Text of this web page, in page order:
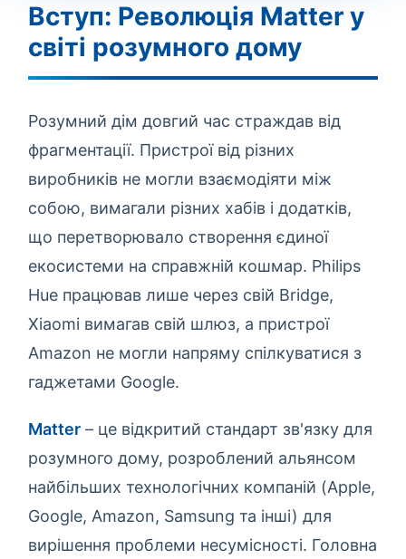
Вступ: Революція Matter у
світі розумного дому
Розумний дім довгий час страждав від
фрагментації. Пристрої від різних
виробників не могли взаємодіяти між
собою, вимагали різних хабів і додатків,
що перетворювало створення єдиної
екосистеми на справжній кошмар. Philips
Hue працював лише через свій Bridge,
Xiaomi вимагав свій шлюз, а пристрої
Amazon не могли напряму спілкуватися з
гаджетами Google.
Matter – це відкритий стандарт зв'язку для
розумного дому, розроблений альянсом
найбільших технологічних компаній (Apple,
Google, Amazon, Samsung та інші) для
вирішення проблеми несумісності. Головна